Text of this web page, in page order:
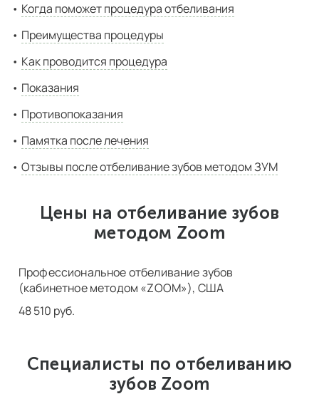
Когда поможет процедура отбеливания
Преимущества процедуры
Как проводится процедура
Показания
Противопоказания
Памятка после лечения
Отзывы после отбеливание зубов методом ЗУМ
Цены на отбеливание зубов
методом Zoom
Профессиональное отбеливание зубов
(кабинетное методом «ZOOM»), США
48 510 руб.
Специалисты по отбеливанию
зубов Zoom